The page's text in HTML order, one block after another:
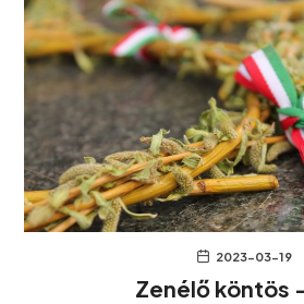
2023-03-19
Zenélő köntös